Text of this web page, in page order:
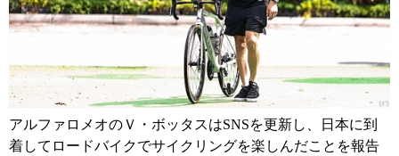
アルファロメオのＶ・ボッタスはSNSを更新し、日本に到
着してロードバイクでサイクリングを楽しんだことを報告